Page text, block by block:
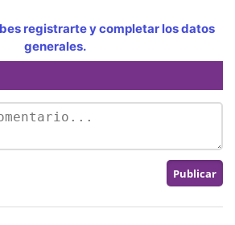
registrarte y completar los datos
generales.